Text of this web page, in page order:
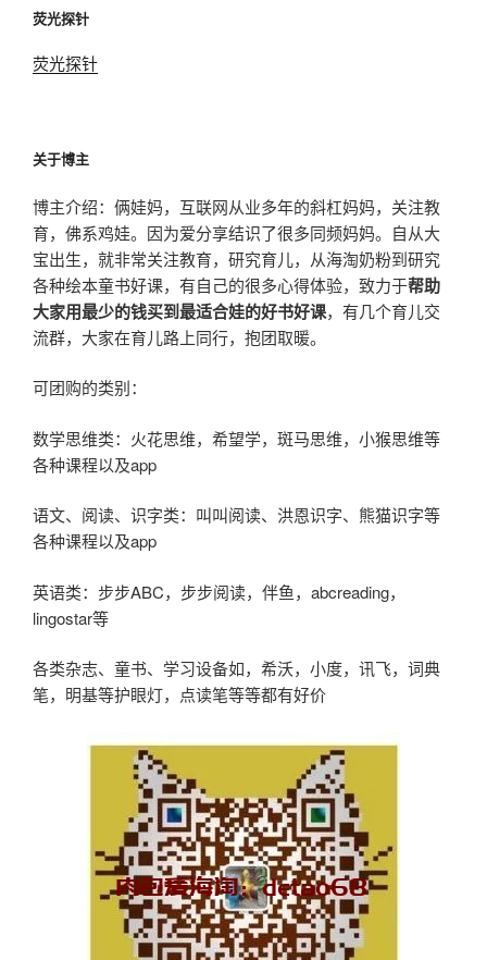
荧光探针
荧光探针
关于博主
博主介绍：俩娃妈，互联网从业多年的斜杠妈妈，关注教
育，佛系鸡娃。因为爱分享结识了很多同频妈妈。自从大
宝出生，就非常关注教育，研究育儿，从海淘奶粉到研究
各种绘本童书好课，有自己的很多心得体验，致力于帮助
大家用最少的钱买到最适合娃的好书好课，有几个育儿交
流群，大家在育儿路上同行，抱团取暖。
可团购的类别：
数学思维类：火花思维，希望学，斑马思维，小猴思维等
各种课程以及app
语文、阅读、识字类：叫叫阅读、洪恩识字、熊猫识字等
各种课程以及app
英语类：步步ABC，步步阅读，伴鱼，abcreading，
lingostar等
各类杂志、童书、学习设备如，希沃，小度，讯飞，词典
笔，明基等护眼灯，点读笔等等都有好价